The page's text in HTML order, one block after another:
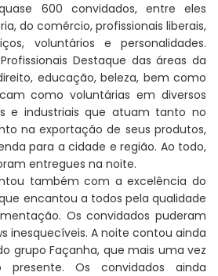
600 convidados, entre eles
do comércio, profissionais liberais,
voluntários e personalidades.
Destaque das áreas da
educação, beleza, bem como
como voluntárias em diversos
e industriais que atuam tanto no
na exportação de seus produtos,
para a cidade e região. Ao todo,
entregues na noite.
também com a excelência do
encantou a todos pela qualidade
Os convidados puderam
inesquecíveis. A noite contou ainda
grupo Façanha, que mais uma vez
Os convidados ainda